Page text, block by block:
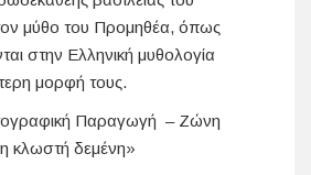
μύθο του Προμηθέα, όπως
στην Ελληνική μυθολογία
μορφή τους.
Παραγωγή – Ζώνη
κλωστή δεμένη»